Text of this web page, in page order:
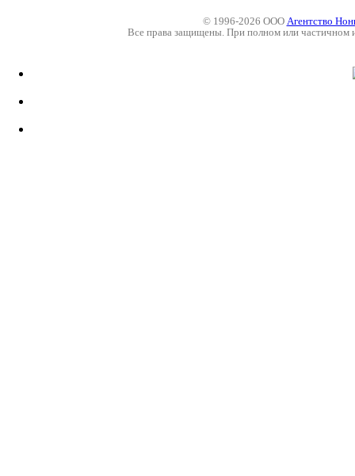
© 1996-2026 ООО Агентство
Все права защищены. При полном или частичном